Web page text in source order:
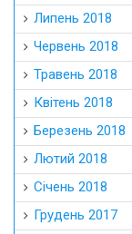
Липень 2018
Червень 2018
Травень 2018
Квітень 2018
Березень 2018
Лютий 2018
Січень 2018
Грудень 2017